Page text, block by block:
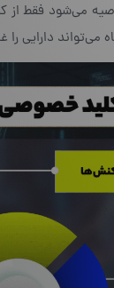
می‌شود فقط از
می‌تواند دارایی را